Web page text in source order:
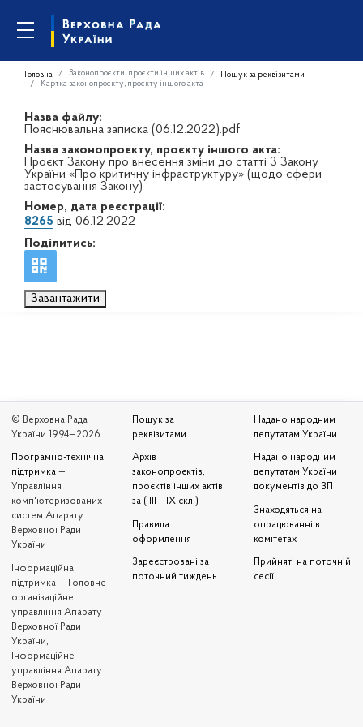
Головна Законопроєкти, проєкти інших актів
Пошук за реквізитами
Картка законопроєкту, проєкту іншого акта
Назва файлу:
Пояснювальна записка (06.12.2022).pdf
Назва законопроєкту, проєкту іншого акта:
Проєкт Закону про внесення зміни до статті 3 Закону
України «Про критичну інфраструктуру» (щодо сфери
застосування Закону)
Номер, дата реєстрації:
8265 від 06.12.2022
Поділитись:
Завантажити
© Верховна Рада
України 1994—2026
Програмно-технічна
підтримка —
Управління
комп'ютеризованих
систем Апарату
Верховної Ради
України
Iнформаційна
підтримка — Головне
організаційне
управління Апарату
Верховної Ради
України,
Інформаційне
управління Апарату
Верховної Ради
України
Пошук за
реквізитами
Архів
законопроєктів,
проєктів інших актів
за ( III – IX скл.)
Правила
оформлення
Зареєстровані за
поточний тиждень
Надано народним
депутатам України
Надано народним
депутатам України
документів до ЗП
Знаходяться на
опрацюванні в
комітетах
Прийняті на поточній
сесії